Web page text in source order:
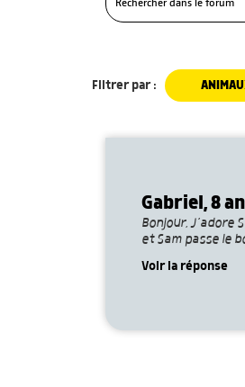
Filtrer par :
Gabriel, 8
Bonjour, J’adore
et Sam passe le
Voir la réponse